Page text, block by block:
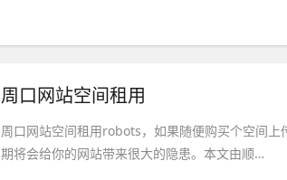
周口网站空间租用
周口网站空间租用robots，如果随便购买个空间
期将会给你的网站带来很大的隐患。本文由顺…